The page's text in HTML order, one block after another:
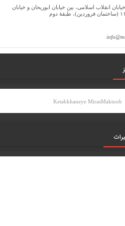
انقلاب اسلامی، بین خیابان ابوریحان و خیابان
Ketabkhaneye MirasMaktoob